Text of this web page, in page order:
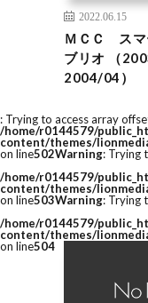
2022.06.15
ＭＣＣ スマ
ブリオ （
2004/04）
: Trying to access array
/home/r0144579/
content/themes/
on line502Warning: Trying
/home/r0144579/
content/themes/
on line503Warning: Trying
/home/r0144579/
content/themes/
on line504